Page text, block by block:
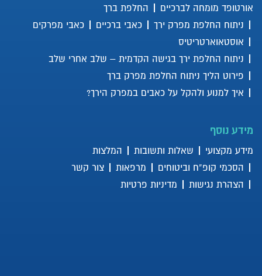
אורטופד מומחה לברכיים
החלפת ברך
ניתוח החלפת מפרק ירך
כאבי ברכיים
כאבי מפרקים
אוסטאוארטריטיס
ניתוח החלפת ירך בגישה הקדמית – שלב אחרי שלב
פירוט הליך ניתוח החלפת מפרק ברך
איך למנוע ולהקל על כאבים במפרק הירך?
מידע נוסף
מידע מקצועי שאלות ותשובות
המלצות
הסכמי קופ”ח וביטוחים
מרפאות
צור קשר
הצהרת נגישות
מדיניות פרטיות